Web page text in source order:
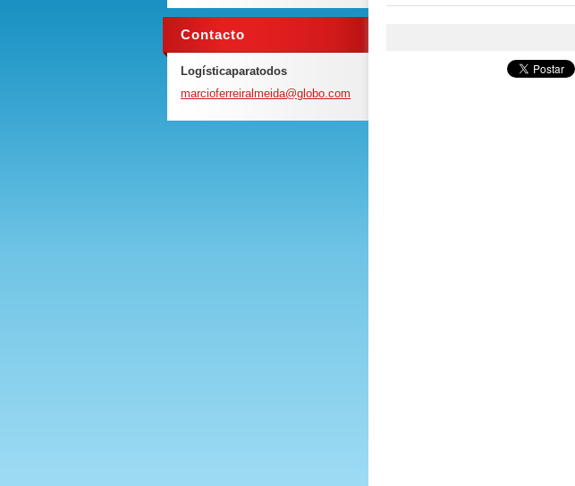
Contacto
Logísticaparatodos
marcioferreiralmeida@globo.com